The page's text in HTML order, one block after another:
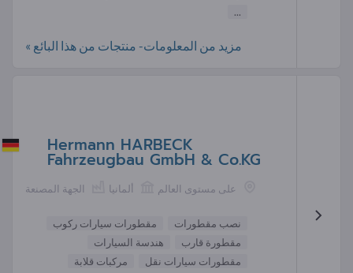
...
مزيد من المعلومات- منتجات من هذا البائع »
Hermann HARBECK
Fahrzeugbau GmbH & Co.KG
الجهة المصنعة ألمانيا على مستوى العالم
نصب مقطورات
مقطورات سيارات ركوب
مقطورة قارب
هندسة السيارات
مقطورات سيارات نقل
مركبات قلابة